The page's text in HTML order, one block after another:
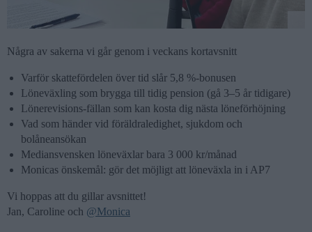
Några av sakerna vi går genom i veckans kortavsnitt
Varför skattefördelen över tid slår 5,8 %-bonusen
Löneväxling som brygga till tidig pension (gå 3–5 år tidigare)
Lönerevisions-fällan som kan kosta dig nästa löneförhöjning
Vad som händer vid föräldraledighet, sjukdom och
bolåneansökan
Mediansvensken löneväxlar bara 3 000 kr/månad
Monicas önskemål: gör det möjligt att löneväxla in i AP7
Vi hoppas att du gillar avsnittet!
Jan, Caroline och @Monica